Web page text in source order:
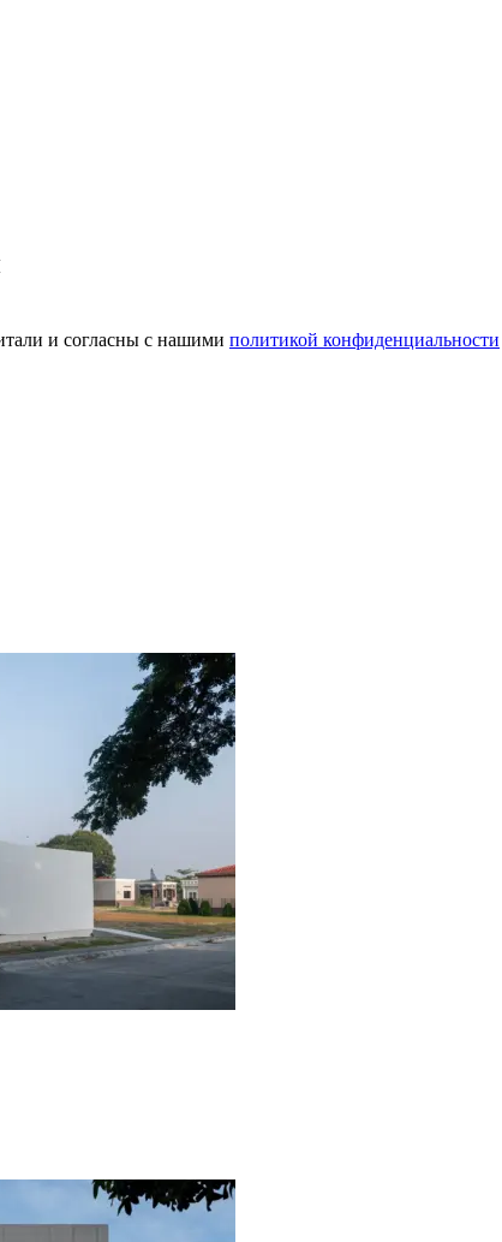
и согласны с нашими политикой конфиденциальности